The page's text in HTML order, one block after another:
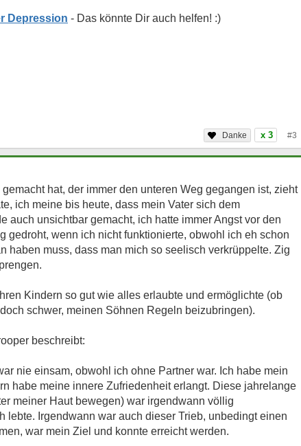
Depression
x 3 #3
hat, der immer den unteren Weg gegangen ist, zieht
ich meine bis heute, dass mein Vater sich dem
auch unsichtbar gemacht, ich hatte immer Angst vor den
gedroht, wenn ich nicht funktionierte, obwohl ich eh schon
haben muss, dass man mich so seelisch verkrüppelte. Zig
Kindern so gut wie alles erlaubte und ermöglichte (ob
schwer, meinen Söhnen Regeln beizubringen).
beschreibt:
nie einsam, obwohl ich ohne Partner war. Ich habe mein
habe meine innere Zufriedenheit erlangt. Diese jahrelange
meiner Haut bewegen) war irgendwann völlig
lebte. Irgendwann war auch dieser Trieb, unbedingt einen
war mein Ziel und konnte erreicht werden.